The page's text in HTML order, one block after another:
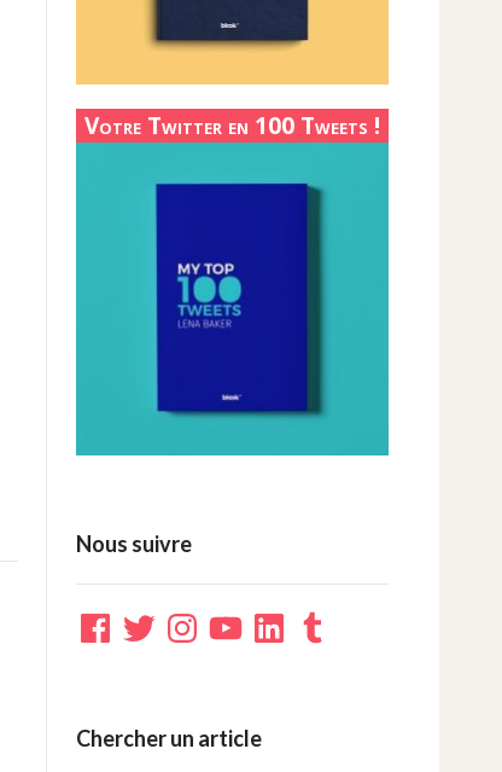
Votre Twitter en 100 Tweets !
Nous suivre
Facebook
TwitterInstagramYouTubeLinkedInTumblr
Chercher un article